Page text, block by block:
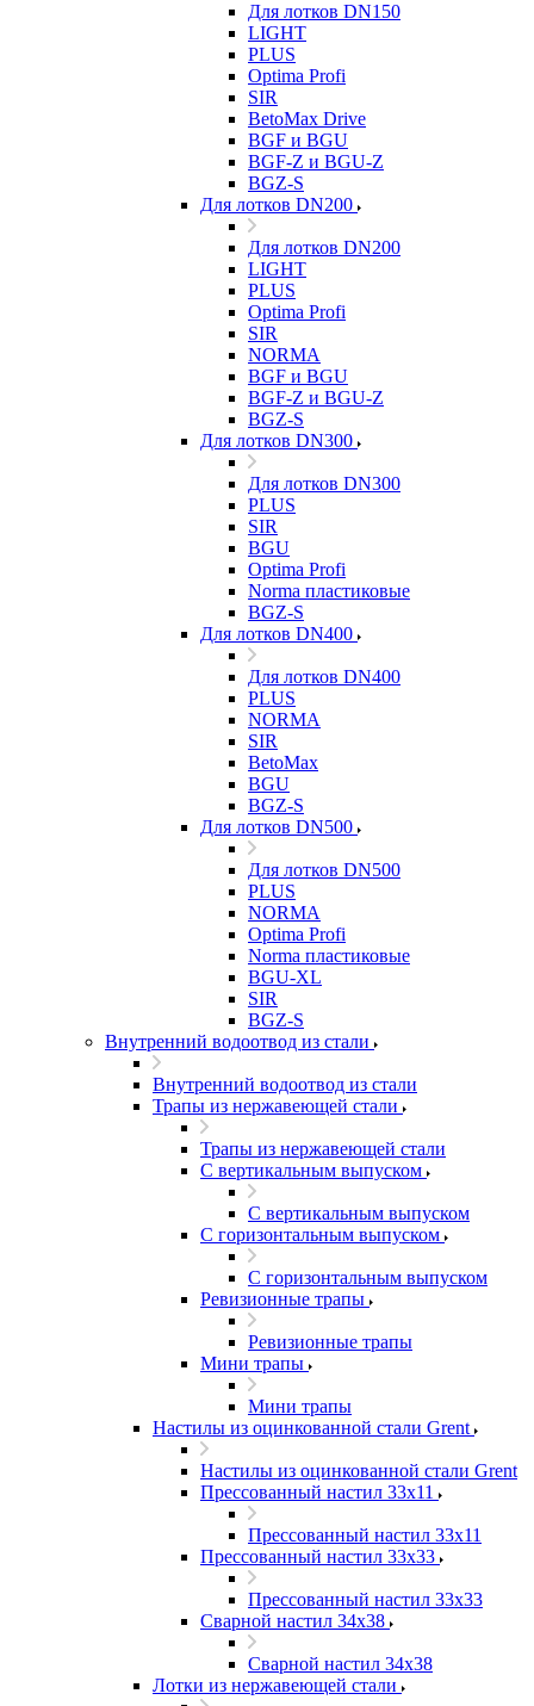
Для лотков DN150
LIGHT
PLUS
Optima Profi
SIR
BetoMax Drive
BGF и BGU
BGF-Z и BGU-Z
BGZ-S
Для лотков DN200
Для лотков DN200
LIGHT
PLUS
Optima Profi
SIR
NORMA
BGF и BGU
BGF-Z и BGU-Z
BGZ-S
Для лотков DN300
Для лотков DN300
PLUS
SIR
BGU
Optima Profi
Norma пластиковые
BGZ-S
Для лотков DN400
Для лотков DN400
PLUS
NORMA
SIR
BetoMax
BGU
BGZ-S
Для лотков DN500
Для лотков DN500
PLUS
NORMA
Optima Profi
Norma пластиковые
BGU-XL
SIR
BGZ-S
Внутренний водоотвод из стали
Внутренний водоотвод из стали
Трапы из нержавеющей стали
Трапы из нержавеющей стали
С вертикальным выпуском
С вертикальным выпуском
С горизонтальным выпуском
С горизонтальным выпуском
Ревизионные трапы
Ревизионные трапы
Мини трапы
Мини трапы
Настилы из оцинкованной стали Grent
Настилы из оцинкованной стали Grent
Прессованный настил 33x11
Прессованный настил 33x11
Прессованный настил 33x33
Прессованный настил 33x33
Сварной настил 34x38
Сварной настил 34x38
Лотки из нержавеющей стали